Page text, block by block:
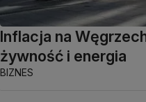
Inflacja na
żywność i energia
BIZNES